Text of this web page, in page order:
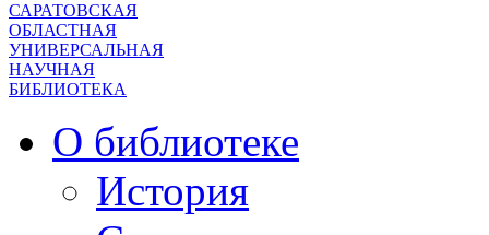
САРАТОВСКАЯ
ОБЛАСТНАЯ
УНИВЕРСАЛЬНАЯ
НАУЧНАЯ
БИБЛИОТЕКА
О библиотеке
История